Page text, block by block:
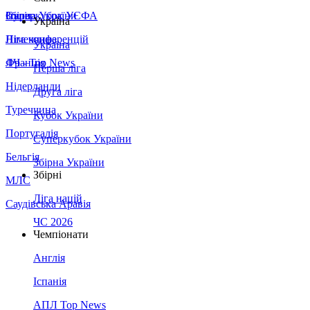
Збірна України
Італія
Німеччина
Франція
Нідерланди
Туреччина
Португалія
Бельгія
МЛС
Саудівська Аравія
Суперкубок УЄФА
Ліга конференцій
ЛЧ - Top News
Україна
Україна
Перша ліга
Друга ліга
Кубок України
Суперкубок України
Збірна України
Збірні
Ліга націй
ЧС 2026
Чемпіонати
Англія
Іспанія
АПЛ Top News